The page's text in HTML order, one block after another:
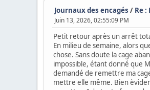
Journaux des encagés / Re :
Juin 13, 2026, 02:55:09 PM
Petit retour après un arrêt
En milieu de semaine, alors
chose. Sans doute la cage
impossible, étant donné que
demandé de remettre ma
mettre elle même. Bien